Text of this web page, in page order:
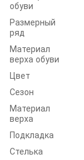
обуви
Размерный
ряд
Материал
верха обуви
Цвет
Сезон
Материал
верха
Подкладка
Стелька